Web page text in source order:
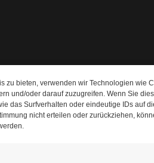
zu bieten, verwenden wir Technologien wie
und/oder darauf zuzugreifen. Wenn Sie
das Surfverhalten oder eindeutige IDs auf
nicht erteilen oder zurückziehen,